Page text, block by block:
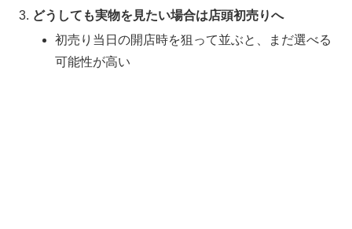
どうしても実物を見たい場合は店頭初売りへ
初売り当日の開店時を狙って並ぶと、まだ選べる
可能性が高い